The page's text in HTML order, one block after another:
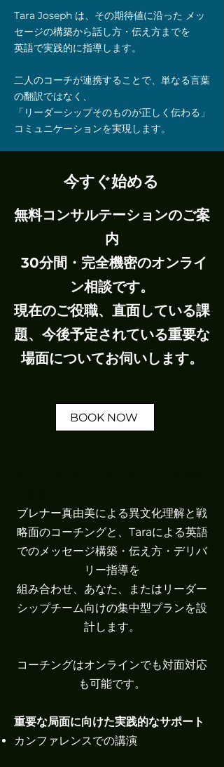
Tara Joseph は、その期待値に沿った メッ
セージの構築から話し方・伝え方までを
英語で実践的に指導します。
二人のコーチが連携することで、単なる言葉
の翻訳ではなく、
「リーダーシップそのものが正しく伝わる」
コミュニケーションを実現します。
無料コンサルテーションのご案
内
30分間・完全機密のオンライ
ン相談です。
現在のご役職、直面している課
題、今後予定されている重要な
場面についてお伺いします。
ブレナー真由美による異文化理解と戦
略面のコーチングと、Taraによる英語
でのメッセージ構築・伝え方・デリバ
リー指導を
組み合わせ、あなた、またはリーダー
シップチーム向けの集中型プランを設
計します。
コーチングはオンラインでも対面対応
も可能です。
重要な局面に向けた実践的なサポート
カンファレンスでの講演
今すぐ始める
BOOK NOW